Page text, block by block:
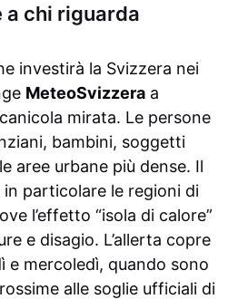
a chi riguarda
investirà la Svizzera nei
MeteoSvizzera a
mirata. Le persone
bambini, soggetti
aree urbane più dense. Il
particolare le regioni di
l’effetto “isola di calore”
e disagio. L’allerta copre
mercoledì, quando sono
alle soglie ufficiali di